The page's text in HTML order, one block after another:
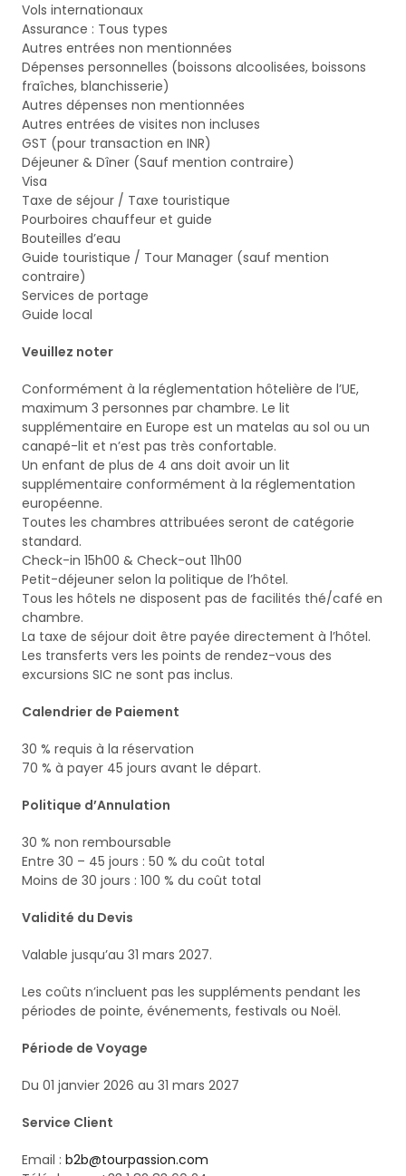
Vols internationaux
Assurance : Tous types
Autres entrées non mentionnées
Dépenses personnelles (boissons alcoolisées, boissons
fraîches, blanchisserie)
Autres dépenses non mentionnées
Autres entrées de visites non incluses
GST (pour transaction en INR)
Déjeuner & Dîner (Sauf mention contraire)
Visa
Taxe de séjour / Taxe touristique
Pourboires chauffeur et guide
Bouteilles d’eau
Guide touristique / Tour Manager (sauf mention
contraire)
Services de portage
Guide local
Veuillez noter
Conformément à la réglementation hôtelière de l’UE,
maximum 3 personnes par chambre. Le lit
supplémentaire en Europe est un matelas au sol ou un
canapé-lit et n’est pas très confortable.
Un enfant de plus de 4 ans doit avoir un lit
supplémentaire conformément à la réglementation
européenne.
Toutes les chambres attribuées seront de catégorie
standard.
Check-in 15h00 & Check-out 11h00
Petit-déjeuner selon la politique de l’hôtel.
Tous les hôtels ne disposent pas de facilités thé/café en
chambre.
La taxe de séjour doit être payée directement à l’hôtel.
Les transferts vers les points de rendez-vous des
excursions SIC ne sont pas inclus.
Calendrier de Paiement
30 % requis à la réservation
70 % à payer 45 jours avant le départ.
Politique d’Annulation
30 % non remboursable
Entre 30 – 45 jours : 50 % du coût total
Moins de 30 jours : 100 % du coût total
Validité du Devis
Valable jusqu’au 31 mars 2027.
Les coûts n’incluent pas les suppléments pendant les
périodes de pointe, événements, festivals ou Noël.
Période de Voyage
Du 01 janvier 2026 au 31 mars 2027
Service Client
Email : b2b@tourpassion.com